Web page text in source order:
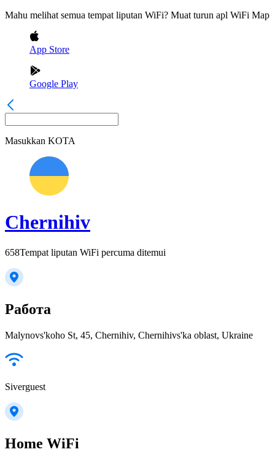
Mahu melihat semua tempat liputan WiFi? Muat turun apl WiFi Map
App Store
Google Play
Masukkan KOTA
Chernihiv
658Tempat liputan WiFi percuma ditemui
Работа
Malynovs'koho St, 45, Chernihiv, Chernihivs'ka oblast, Ukraine
Siverguest
Home WiFi